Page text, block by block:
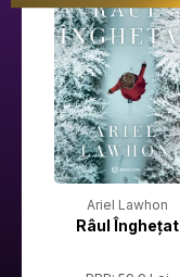
Ariel Lawhon
Râul Înghețat